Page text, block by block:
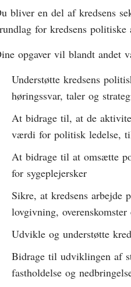
bliver en del af kredsens
for kredsens politiske
opgaver vil blandt andet
Understøtte kredsens
høringssvar, taler og
At bidrage til, at de
værdi for politisk ledelse,
At bidrage til at omsætte
for sygeplejersker
Sikre, at kredsens arbejde
lovgivning, overenskomster
Udvikle og understøtte
Bidrage til udviklingen af
fastholdelse og